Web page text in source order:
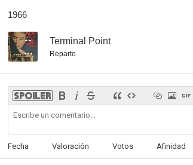
1966
-- Terminal Point
Reparto
Fecha Valoración Votos Afinidad